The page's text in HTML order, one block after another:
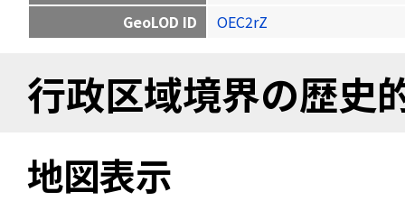
GeoLOD ID
OEC2rZ
行政区域境界の歴史
地図表示